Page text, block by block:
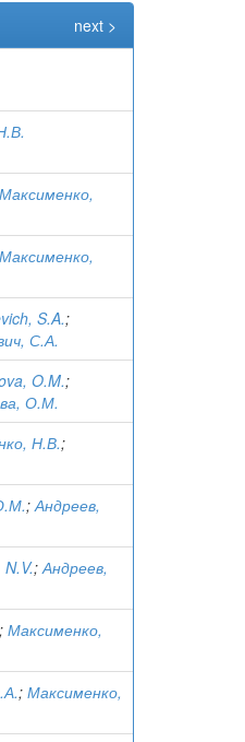
next >
Максименко,
Максименко,
S.A.;
С.А.
O.M.;
О.М.
Н.В.;
;Андреев,
;Андреев,
; Максименко,
; Максименко,